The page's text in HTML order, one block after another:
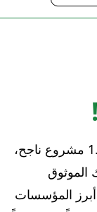
بخبرة تزيد عن 10 سنوات وأكثر من 1.500 مشروع ناجح،
الموثوق
أبرز المؤسسات